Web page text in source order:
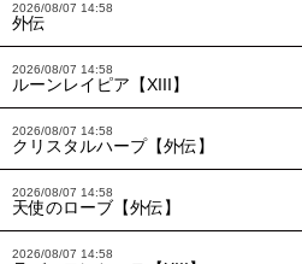
2026/08/07 14:58
外伝
2026/08/07 14:58
ルーンレイピア【XIII】
2026/08/07 14:58
クリスタルハープ【外伝】
2026/08/07 14:58
天使のローブ【外伝】
2026/08/07 14:58